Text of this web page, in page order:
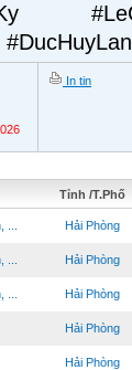
In tin
Tỉnh /T.Phố
Hải Phòng
Hải Phòng
Hải Phòng
Hải Phòng
Hải Phòng